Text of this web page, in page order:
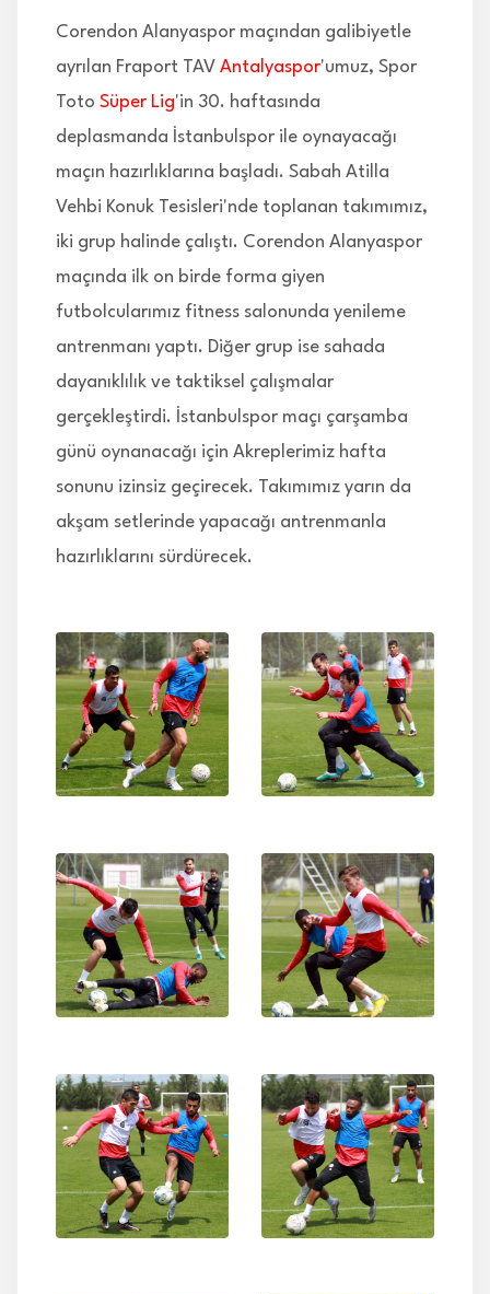
Corendon Alanyaspor maçından galibiyetle
ayrılan Fraport TAV Antalyaspor'umuz, Spor
Toto Süper Lig'in 30. haftasında
deplasmanda İstanbulspor ile oynayacağı
maçın hazırlıklarına başladı. Sabah Atilla
Vehbi Konuk Tesisleri'nde toplanan takımımız,
iki grup halinde çalıştı. Corendon Alanyaspor
maçında ilk on birde forma giyen
futbolcularımız fitness salonunda yenileme
antrenmanı yaptı. Diğer grup ise sahada
dayanıklılık ve taktiksel çalışmalar
gerçekleştirdi. İstanbulspor maçı çarşamba
günü oynanacağı için Akreplerimiz hafta
sonunu izinsiz geçirecek. Takımımız yarın da
akşam setlerinde yapacağı antrenmanla
hazırlıklarını sürdürecek.